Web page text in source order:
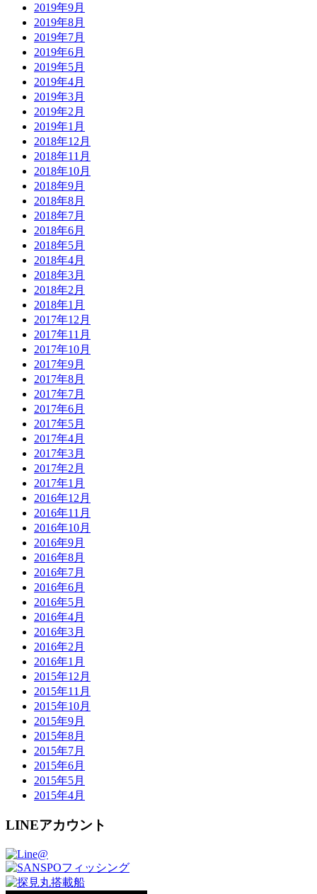
2019年9月
2019年8月
2019年7月
2019年6月
2019年5月
2019年4月
2019年3月
2019年2月
2019年1月
2018年12月
2018年11月
2018年10月
2018年9月
2018年8月
2018年7月
2018年6月
2018年5月
2018年4月
2018年3月
2018年2月
2018年1月
2017年12月
2017年11月
2017年10月
2017年9月
2017年8月
2017年7月
2017年6月
2017年5月
2017年4月
2017年3月
2017年2月
2017年1月
2016年12月
2016年11月
2016年10月
2016年9月
2016年8月
2016年7月
2016年6月
2016年5月
2016年4月
2016年3月
2016年2月
2016年1月
2015年12月
2015年11月
2015年10月
2015年9月
2015年8月
2015年7月
2015年6月
2015年5月
2015年4月
LINEアカウント